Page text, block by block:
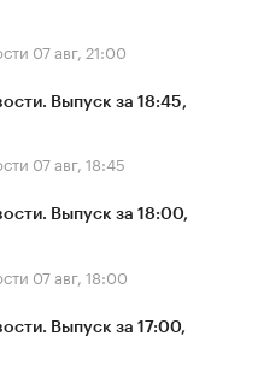
07 авг, 21:00
Выпуск за 18:45,
07 авг, 18:45
Выпуск за 18:00,
07 авг, 18:00
Выпуск за 17:00,